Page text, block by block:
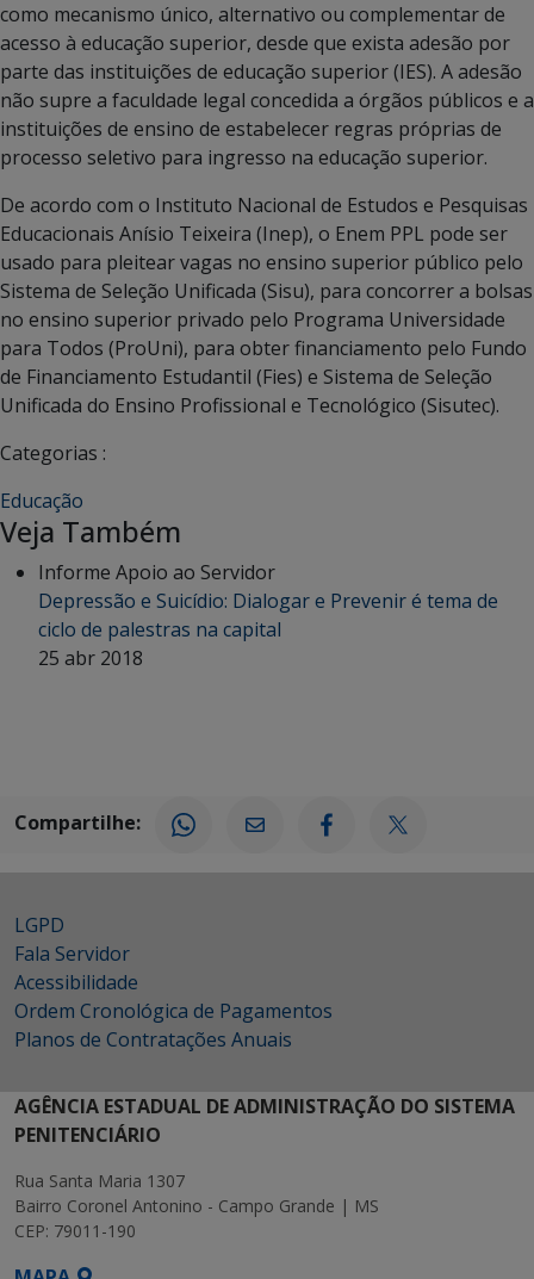
como mecanismo único, alternativo ou complementar de
acesso à educação superior, desde que exista adesão por
parte das instituições de educação superior (IES). A adesão
não supre a faculdade legal concedida a órgãos públicos e a
instituições de ensino de estabelecer regras próprias de
processo seletivo para ingresso na educação superior.
De acordo com o Instituto Nacional de Estudos e Pesquisas
Educacionais Anísio Teixeira (Inep), o Enem PPL pode ser
usado para pleitear vagas no ensino superior público pelo
Sistema de Seleção Unificada (Sisu), para concorrer a bolsas
no ensino superior privado pelo Programa Universidade
para Todos (ProUni), para obter financiamento pelo Fundo
de Financiamento Estudantil (Fies) e Sistema de Seleção
Unificada do Ensino Profissional e Tecnológico (Sisutec).
Categorias :
Educação
Veja Também
Informe Apoio ao Servidor
Depressão e Suicídio: Dialogar e Prevenir é tema de
ciclo de palestras na capital
25 abr 2018
Compartilhe:
LGPD
Fala Servidor
Acessibilidade
Ordem Cronológica de Pagamentos
Planos de Contratações Anuais
AGÊNCIA ESTADUAL DE ADMINISTRAÇÃO DO SISTEMA
PENITENCIÁRIO
Rua Santa Maria 1307
Bairro Coronel Antonino - Campo Grande | MS
CEP: 79011-190